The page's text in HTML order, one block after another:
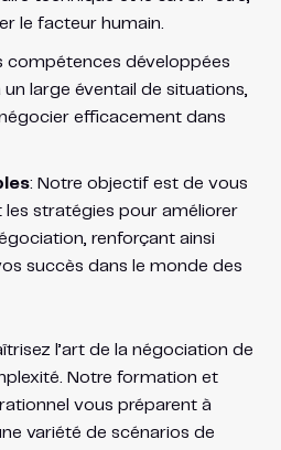
le facteur humain.
compétences développées
large éventail de situations,
efficacement dans
: Notre objectif est de vous
les stratégies pour améliorer
renforçant ainsi
succès dans le monde des
l’art de la négociation de
Notre formation et
vous préparent à
variété de scénarios de